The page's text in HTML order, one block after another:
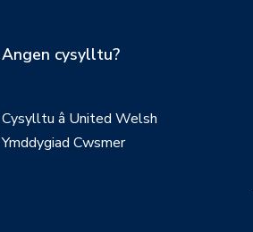
Angen cysylltu?
Cysylltu â United Welsh
Ymddygiad Cwsmer